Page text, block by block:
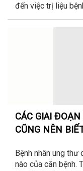
đến việc trị liệu
CÁC GIAI
CŨNG NÊN
Bệnh nhân ung
nào của căn bệnh.